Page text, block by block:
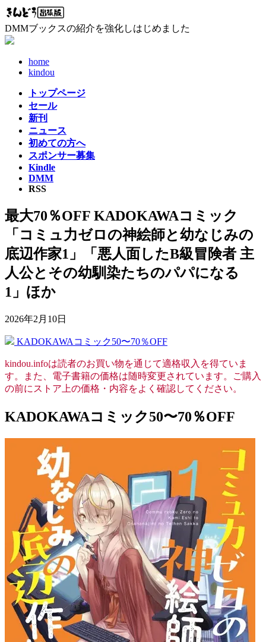
コ
テ
ン
ナ
ゲ
ー
DMMブックスの紹介を強化しはじめました
home
kindou
トップページ
セール
新刊
ニュース
初めての方へ
スポンサー募集
Kindle
DMM
RSS
最大70％OFF KADOKAWAコミック
「コミュ力ゼロの神絵師と幼なじみの
底辺作家1」「悪人面したB級冒険者 主
人公とその幼馴染たちのパパになる
1」ほか
2026年2月10日
KADOKAWAコミック50〜70％OFF
kindou.infoは読者のお買い物を通じて適格収入を得ていま
す。また、電子書籍の価格は随時変更されています。ご購入
の前にストア上の価格・内容をよく確認してください。
KADOKAWAコミック50〜70％OFF